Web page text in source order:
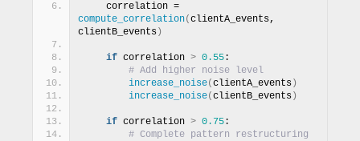
compute_correlation( clientA_events,
clientB_events )
if correlation > 0.55 :
# Add higher noise level
increase_noise( clientA_events )
increase_noise( clientB_events )
if correlation > 0.75 :
# Complete pattern restructuring